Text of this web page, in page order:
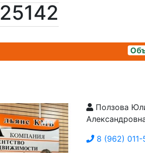
img_1919Ползова
8 (962) 011-